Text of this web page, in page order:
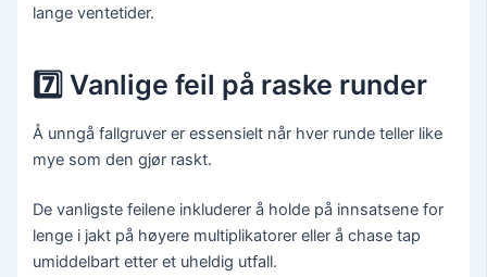
lange ventetider.
7️⃣ Vanlige feil på raske runder
Å unngå fallgruver er essensielt når hver runde teller like
mye som den gjør raskt.
De vanligste feilene inkluderer å holde på innsatsene for
lenge i jakt på høyere multiplikatorer eller å chase tap
umiddelbart etter et uheldig utfall.